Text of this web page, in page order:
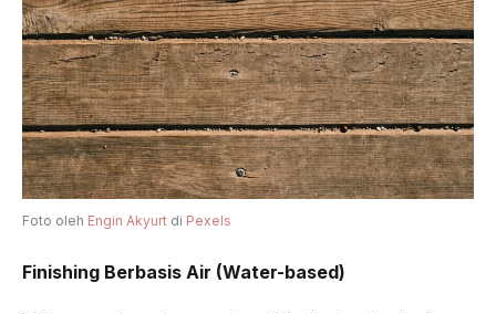
Foto oleh Engin Akyurt di Pexels
Finishing Berbasis Air (Water-based)